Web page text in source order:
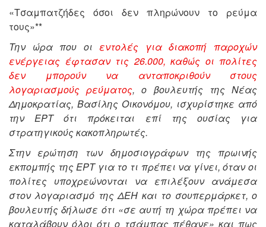
«Τσαμπατζήδες όσοι δεν πληρώνουν το ρεύμα
τους»**
Την ώρα που οι εντολές για διακοπή παροχών
ενέργειας έφτασαν τις 26.000, καθώς οι πολίτες
δεν μπορούν να ανταποκριθούν στους
λογαριασμούς ρεύματος, ο βουλευτής της Νέας
Δημοκρατίας, Βασίλης Οικονόμου, ισχυρίστηκε από
την ΕΡΤ ότι πρόκειται επί της ουσίας για
στρατηγικούς κακοπληρωτές.
Στην ερώτηση των δημοσιογράφων της πρωινής
εκπομπής της ΕΡΤ για το τι πρέπει να γίνει, όταν οι
πολίτες υποχρεώνονται να επιλέξουν ανάμεσα
στον λογαριασμό της ΔΕΗ και το σουπερμάρκετ, ο
βουλευτής δήλωσε ότι «σε αυτή τη χώρα πρέπει να
καταλάβουν όλοι ότι ο τσάμπας πέθανε» και πως